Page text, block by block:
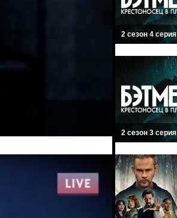
2 сезон 4 серия
2 сезон 3 серия